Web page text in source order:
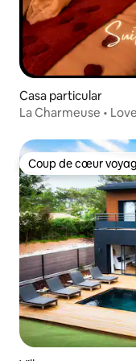
Casa particular
La Charmeuse •
Coup de cœur
Coup de cœur